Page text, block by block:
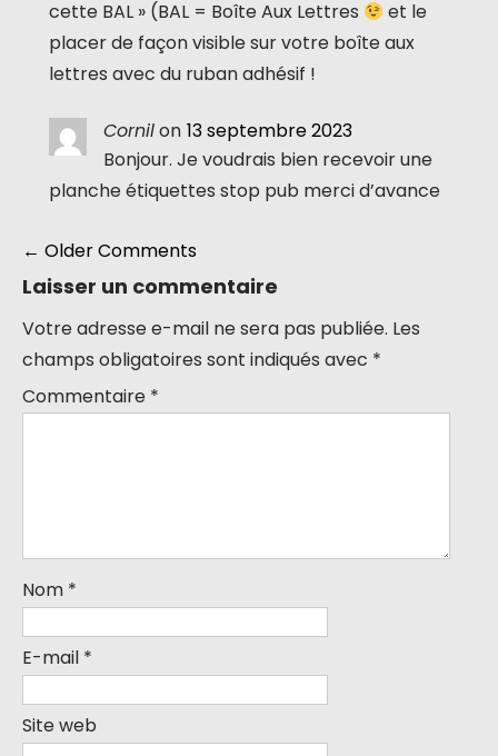
cette BAL » (BAL = Boîte Aux Lettres
et le
placer de façon visible sur votre boîte aux
lettres avec du ruban adhésif !
Cornilon 13 septembre 2023
Bonjour. Je voudrais bien recevoir une
planche étiquettes stop pub merci d’avance
Comment
navigation
← Older Comments
Laisser un commentaire
Votre adresse e-mail ne sera pas publiée. Les
champs obligatoires sont indiqués avec *
Commentaire *
Nom *
E-mail *
Site web